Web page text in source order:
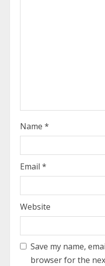
g
Name *
Email *
Website
Save my name,
browser for the